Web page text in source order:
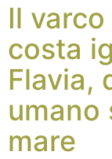
Il
costa
Flavia,
umano
mare